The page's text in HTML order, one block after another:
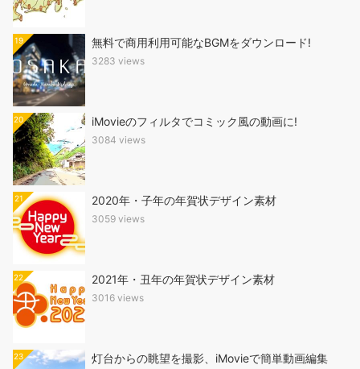
19 無料で商用利用可能なBGMをダウンロード!
3283 views
20 iMovieのフィルタでコミック風の動画に!
3084 views
21 2020年・子年の年賀状デザイン素材
3059 views
22 2021年・丑年の年賀状デザイン素材
3016 views
23 灯台からの眺望を撮影、iMovieで簡単動画編集